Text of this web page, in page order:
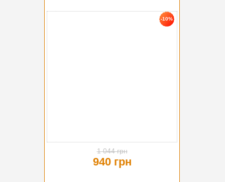
-10%
1 044 грн
940 грн